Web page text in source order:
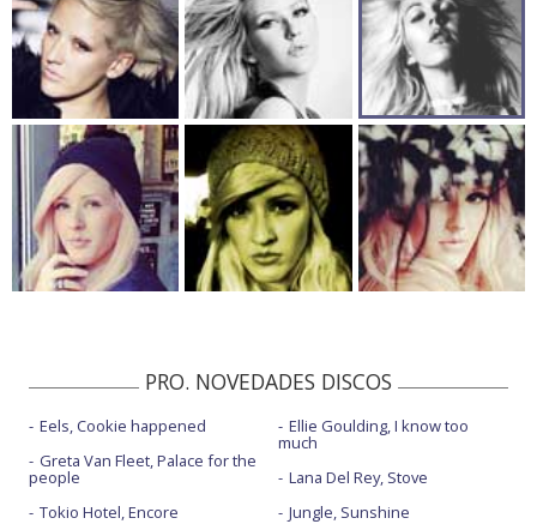
PRO. NOVEDADES DISCOS
Eels, Cookie happened
Greta Van Fleet, Palace for the
people
Tokio Hotel, Encore
Ellie Goulding, I know too
much
Lana Del Rey, Stove
Jungle, Sunshine